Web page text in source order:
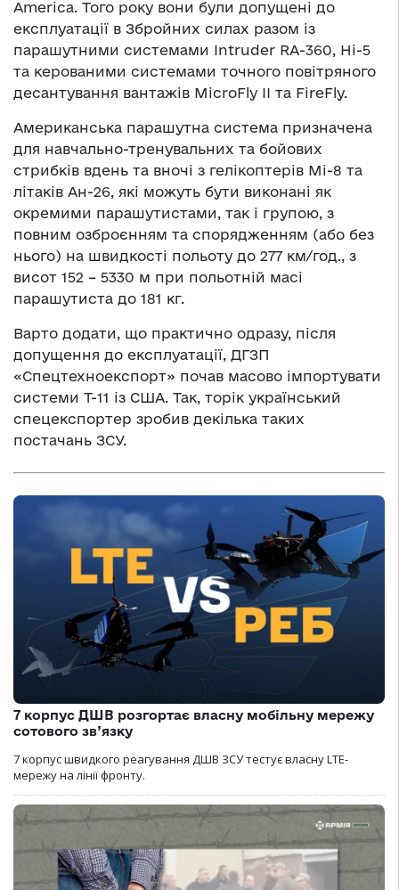
America. Того року вони були допущені до
експлуатації в Збройних силах разом із
парашутними системами Intruder RA-360, Hi-5
та керованими системами точного повітряного
десантування вантажів MicroFly II та FireFly.
Американська парашутна система призначена
для навчально-тренувальних та бойових
стрибків вдень та вночі з гелікоптерів Мі-8 та
літаків Ан-26, які можуть бути виконані як
окремими парашутистами, так і групою, з
повним озброєнням та спорядженням (або без
нього) на швидкості польоту до 277 км/год., з
висот 152 – 5330 м при польотній масі
парашутиста до 181 кг.
Варто додати, що практично одразу, після
допущення до експлуатації, ДГЗП
«Спецтехноекспорт» почав масово імпортувати
системи Т-11 із США. Так, торік український
спецекспортер зробив декілька таких
постачань ЗСУ.
7 корпус ДШВ розгортає власну мобільну мережу
сотового зв’язку
7 корпус швидкого реагування ДШВ ЗСУ тестує власну LTE-
мережу на лінії фронту.